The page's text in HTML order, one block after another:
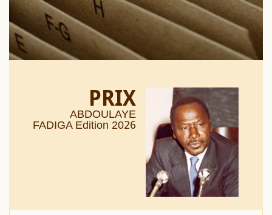
PRIX
ABDOULAYE
FADIGA Edition 2026